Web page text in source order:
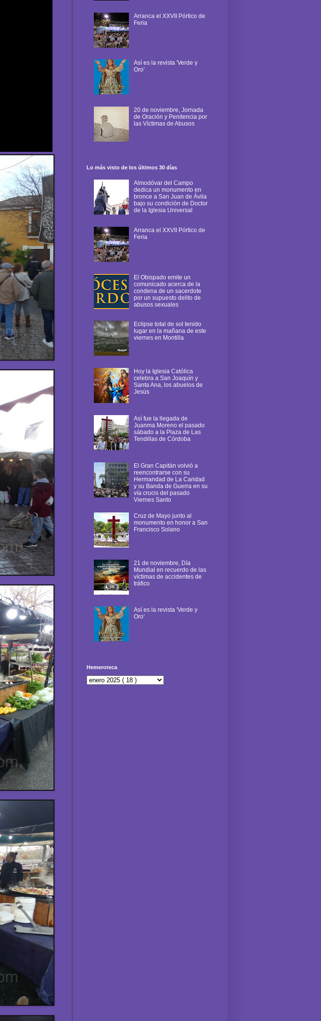
Arranca el XXVII Pórtico de
Feria
Así es la revista 'Verde y
Oro'
20 de noviembre, Jornada
de Oración y Penitencia por
las Víctimas de Abusos
Lo más visto de los últimos 30 días
Almodóvar del Campo
dedica un monumento en
bronce a San Juan de Ávila
bajo su condición de Doctor
de la Iglesia Universal
Arranca el XXVII Pórtico de
Feria
El Obispado emite un
comunicado acerca de la
condena de un sacerdote
por un supuesto delito de
abusos sexuales
Eclipse total de sol tenido
lugar en la mañana de este
viernes en Montilla
Hoy la Iglesia Católica
celebra a San Joaquín y
Santa Ana, los abuelos de
Jesús
Así fue la llegada de
Juanma Moreno el pasado
sábado a la Plaza de Las
Tendillas de Córdoba
El Gran Capitán volvió a
reencontrarse con su
Hermandad de La Caridad
y su Banda de Guerra en su
vía crucis del pasado
Viernes Santo
Cruz de Mayo junto al
monumento en honor a San
Francisco Solano
21 de noviembre, Día
Mundial en recuerdo de las
víctimas de accidentes de
tráfico
Así es la revista 'Verde y
Oro'
Hemeroteca